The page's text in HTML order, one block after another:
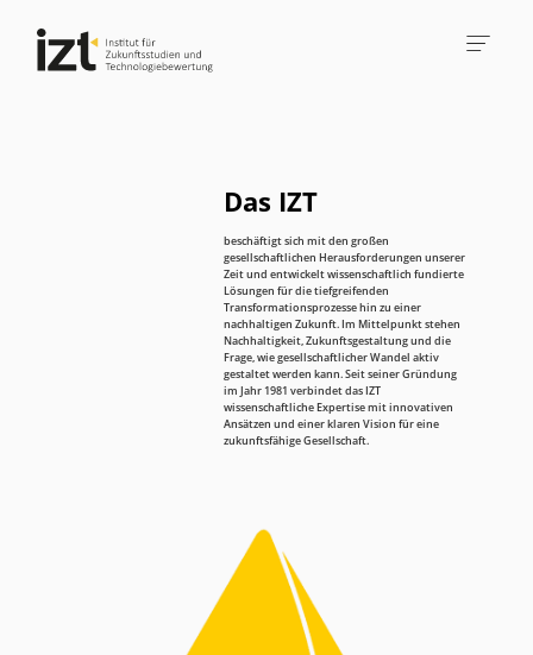
Das IZT
beschäftigt sich mit den großen
gesellschaftlichen Herausforderungen unserer
Zeit und entwickelt wissenschaftlich fundierte
Lösungen für die tiefgreifenden
Transformationsprozesse hin zu einer
nachhaltigen Zukunft. Im Mittelpunkt stehen
Nachhaltigkeit, Zukunftsgestaltung und die
Frage, wie gesellschaftlicher Wandel aktiv
gestaltet werden kann. Seit seiner Gründung
im Jahr 1981 verbindet das IZT
wissenschaftliche Expertise mit innovativen
Ansätzen und einer klaren Vision für eine
zukunftsfähige Gesellschaft.